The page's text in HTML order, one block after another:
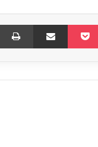
پاکت اشتراک گذاری از طریق ایمیل
برای پرداخت مطالبات؛